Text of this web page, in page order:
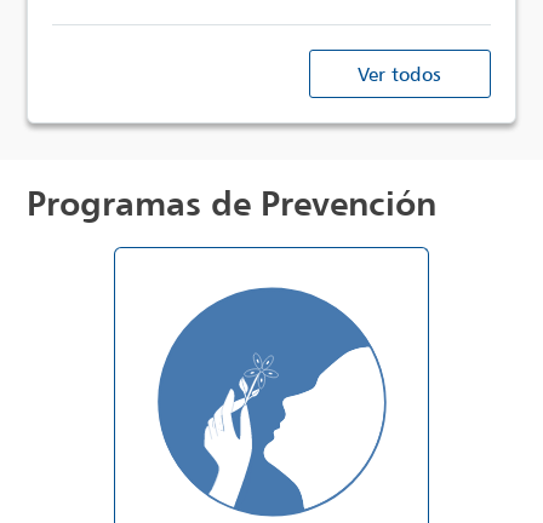
Ver todos
Programas de Prevención